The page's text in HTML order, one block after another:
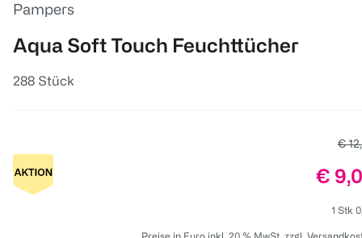
Pampers
Aqua Soft Touch Feuchttücher
288 Stück
€
€
1 Stk
Preise in Euro inkl. 20 % MwSt. zzgl.